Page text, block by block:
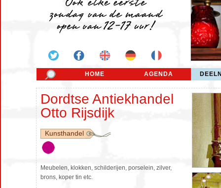
HOME AGENDA
Dordtse Antiekhandel
Otto Rijsdijk
Kunsthandel
Meubelen, klokken, schilderijen, porselein, zilver,
brons, koper tin etc.